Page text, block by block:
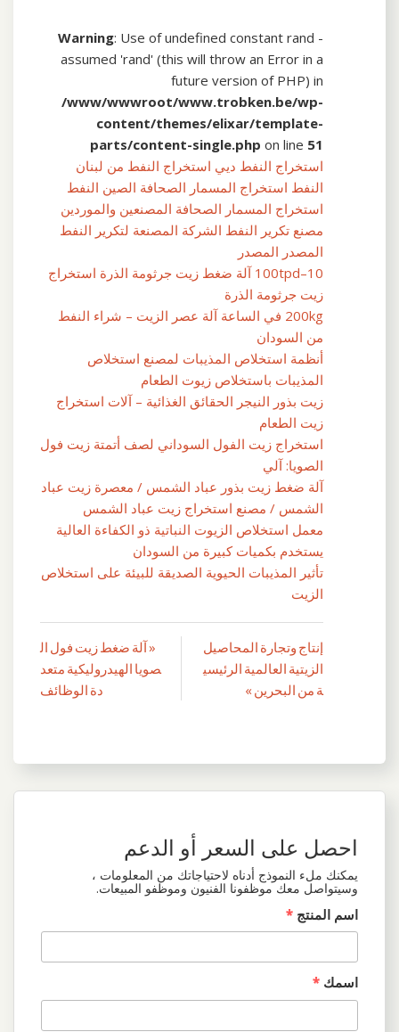
Warning: Use of undefined constant rand -
assumed 'rand' (this will throw an Error in a
future version of PHP) in
/www/wwwroot/www.trobken.be/wp-
content/themes/elixar/template-
parts/content-single.php on line 51
استخراج النفط ديي استخراج النفط من لبنان
النفط استخراج المسمار الصحافة الصين النفط
استخراج المسمار الصحافة المصنعين والموردين
مصنع تكرير النفط الشركة المصنعة لتكرير النفط
المصدر المصدر
10–100tpd آلة ضغط زيت جرثومة الذرة استخراج
زيت جرثومة الذرة
200kg في الساعة آلة عصر الزيت – شراء النفط
من السودان
أنظمة استخلاص المذيبات لمصنع استخلاص
المذيبات باستخلاص زيوت الطعام
زيت بذور النيجر الحقائق الغذائية – آلات استخراج
زيت الطعام
استخراج زيت الفول السوداني لصف أتمتة زيت فول
الصويا: آلي
آلة ضغط زيت بذور عباد الشمس / معصرة زيت عباد
الشمس / مصنع استخراج زيت عباد الشمس
معمل استخلاص الزيوت النباتية ذو الكفاءة العالية
يستخدم بكميات كبيرة من السودان
تأثير المذيبات الحيوية الصديقة للبيئة على استخلاص
الزيت
تصفّح
المقالات
« آلة ضغط زيت فول ال
صويا الهيدروليكية متعد
دة الوظائف
إنتاج وتجارة المحاصيل
الزيتية العالمية الرئيسي
ة من البحرين »
احصل على السعر أو الدعم
يمكنك ملء النموذج أدناه لاحتياجاتك من المعلومات ،
وسيتواصل معك موظفونا الفنيون وموظفو المبيعات.
اسم المنتج *
اسمك *